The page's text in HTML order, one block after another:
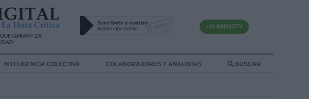
+34 644043774
INTELIGENCIA COLECTIVA COLABORADORES Y ANALISTAS BUSCAR